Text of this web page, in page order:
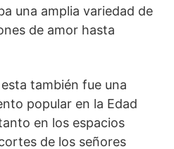
una amplia variedad de
de amor hasta
también fue una
popular en la ⁢Edad
en los espacios
de ​los señores